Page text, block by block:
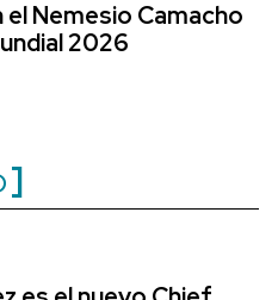
Nemesio Camacho
2026